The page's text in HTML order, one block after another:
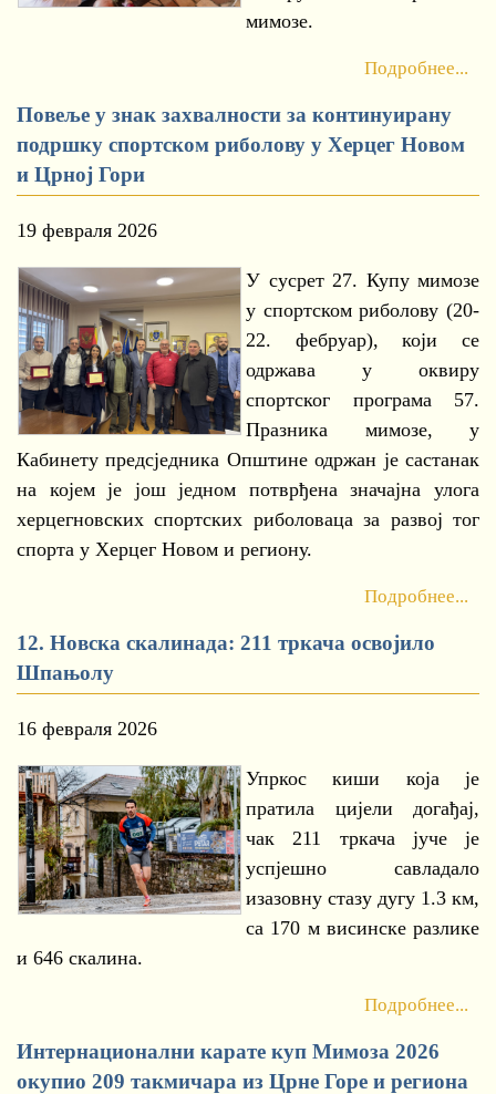
мимозе.
Подробнее...
Повеље у знак захвалности за континуирану
подршку спортском риболову у Херцег Новом
и Црној Гори
19 февраля 2026
У сусрет 27. Купу мимозе
у спортском риболову (20-
22. фебруар), који се
одржава у оквиру
спортског програма 57.
Празника мимозе, у
Кабинету предсједника Општине одржан је састанак
на којем је још једном потврђена значајна улога
херцегновских спортских риболоваца за развој тог
спорта у Херцег Новом и региону.
Подробнее...
12. Новска скалинада: 211 тркача освојило
Шпањолу
16 февраля 2026
Упркос киши која је
пратила цијели догађај,
чак 211 тркача јуче је
успјешно савладало
изазовну стазу дугу 1.3 км,
са 170 м висинске разлике
и 646 скалина.
Подробнее...
Интернационални карате куп Мимоза 2026
окупио 209 такмичара из Црне Горе и региона